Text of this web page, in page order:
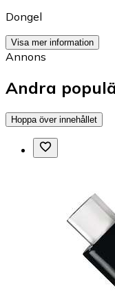
Dongel
Visa mer information
Annons
Andra
Hoppa över innehållet